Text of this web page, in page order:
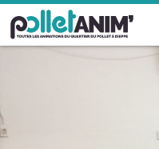
Pollet Anim'